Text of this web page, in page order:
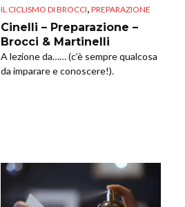
IL CICLISMO DI BROCCI, PREPARAZIONE
Cinelli – Preparazione –
Brocci & Martinelli
A lezione da…… (c’è sempre qualcosa
da imparare e conoscere!).